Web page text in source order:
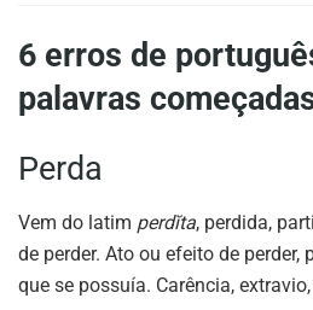
6 erros de
palavras
Perda
Vem do latim perdĭta, perdida,
de perder. Ato ou efeito de perder,
que se possuía. Carência,